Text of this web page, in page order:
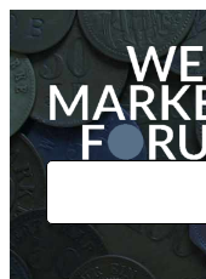
Zum
Inhalt
springen
u